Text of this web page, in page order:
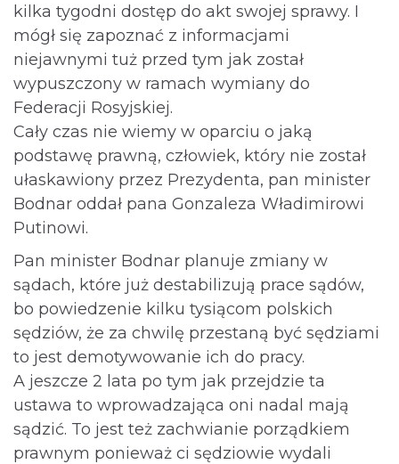
kilka tygodni dostęp do akt swojej sprawy. I
mógł się zapoznać z informacjami
niejawnymi tuż przed tym jak został
wypuszczony w ramach wymiany do
Federacji Rosyjskiej.
Cały czas nie wiemy w oparciu o jaką
podstawę prawną, człowiek, który nie został
ułaskawiony przez Prezydenta, pan minister
Bodnar oddał pana Gonzaleza Władimirowi
Putinowi.
Pan minister Bodnar planuje zmiany w
sądach, które już destabilizują prace sądów,
bo powiedzenie kilku tysiącom polskich
sędziów, że za chwilę przestaną być sędziami
to jest demotywowanie ich do pracy.
A jeszcze 2 lata po tym jak przejdzie ta
ustawa to wprowadzająca oni nadal mają
sądzić. To jest też zachwianie porządkiem
prawnym ponieważ ci sędziowie wydali